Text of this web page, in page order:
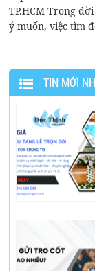
TP.HCM Trong
ý muốn, việc tìm
TIN MỚI